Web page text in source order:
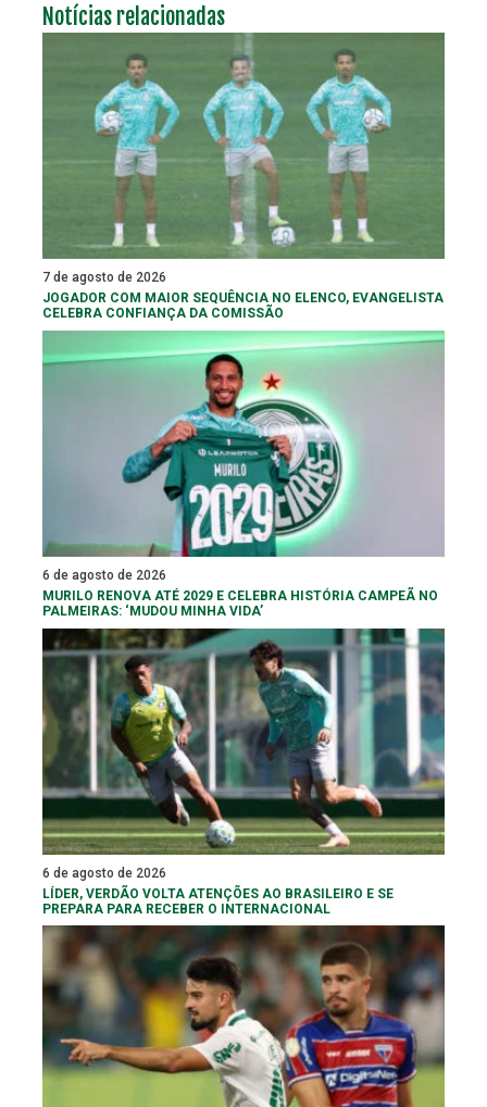
Notícias relacionadas
7 de agosto de 2026
JOGADOR COM MAIOR SEQUÊNCIA NO ELENCO, EVANGELISTA
CELEBRA CONFIANÇA DA COMISSÃO
6 de agosto de 2026
MURILO RENOVA ATÉ 2029 E CELEBRA HISTÓRIA CAMPEÃ NO
PALMEIRAS: ‘MUDOU MINHA VIDA’
6 de agosto de 2026
LÍDER, VERDÃO VOLTA ATENÇÕES AO BRASILEIRO E SE
PREPARA PARA RECEBER O INTERNACIONAL